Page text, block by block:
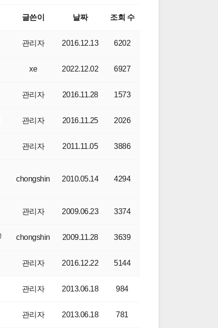
글쓴이 날짜 조회 수
관리자 2016.12.13 6202
xe 2022.12.02 6927
관리자 2016.11.28 1573
관리자 2016.11.25 2026
관리자 2011.11.05 3886
chongshin
2010.05.14 4294
관리자 2009.06.23 3374
chongshin 2009.11.28 3639
관리자 2016.12.22 5144
관리자 2013.06.18 984
관리자 2013.06.18 781